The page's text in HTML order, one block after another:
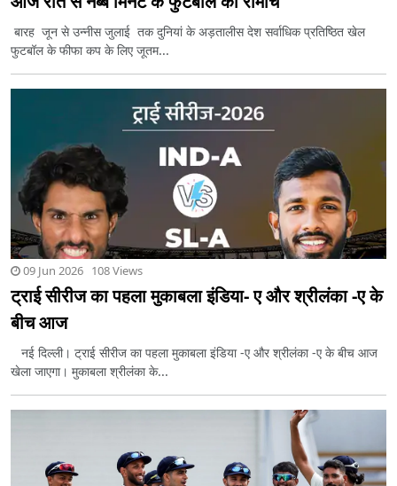
बारह जून से उन्नीस जुलाई तक दुनियां के अड़तालीस देश सर्वाधिक प्रतिष्ठित खेल
फुटबॉल के फीफा कप के लिए जूतम...
09 Jun 2026 108 Views
ट्राई सीरीज का पहला मुकाबला इंडिया- ए और श्रीलंका -ए के
बीच आज
नई दिल्ली। ट्राई सीरीज का पहला मुकाबला इंडिया -ए और श्रीलंका -ए के बीच आज
खेला जाएगा। मुकाबला श्रीलंका के...